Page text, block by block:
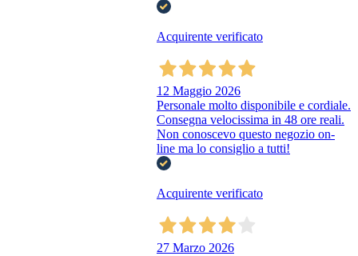
Acquirente verificato
12 Maggio 2026
Personale molto disponibile e cordiale.
Consegna velocissima in 48 ore reali.
Non conoscevo questo negozio on-
line ma lo consiglio a tutti!
Acquirente verificato
27 Marzo 2026